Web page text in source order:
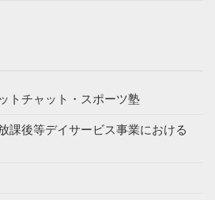
トチャット・スポーツ塾
課後等デイサービス事業における